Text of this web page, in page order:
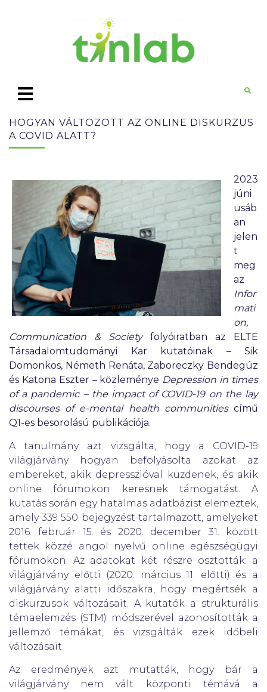
HOGYAN VÁLTOZOTT AZ ONLINE DISKURZUS
A COVID ALATT?
2023
júni
usáb
an
jelen
t
meg
az
Infor
mati
on,
Communication & Societyfolyóiratban az ELTE
Társadalomtudományi Kar kutatóinak – Sik
Domonkos, Németh Renáta, Zaboreczky Bendegúz
és Katona Eszter – közleménye Depression in times
of a pandemic – the impact of COVID-19 on the lay
discourses of e-mental health communitiescímű
Q1-es besorolású publikációja.
A tanulmány azt vizsgálta, hogy a COVID-19
világjárvány hogyan befolyásolta azokat az
embereket, akik depresszióval küzdenek, és akik
online fórumokon keresnek támogatást. A
kutatás során egy hatalmas adatbázist elemeztek,
amely 339 550 bejegyzést tartalmazott, amelyeket
2016. február 15. és 2020. december 31. között
tettek közzé angol nyelvű online egészségügyi
fórumokon. Az adatokat két részre osztották: a
világjárvány előtti (2020. március 11. előtti) és a
világjárvány alatti időszakra, hogy megértsék a
diskurzusok változásait. A kutatók a strukturális
témaelemzés (STM) módszerével azonosították a
jellemző témákat, és vizsgálták ezek időbeli
változásait.
Az eredmények azt mutatták, hogy bár a
világjárvány nem vált központi témává a